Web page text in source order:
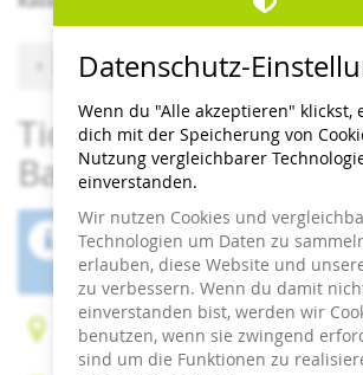
Zu anderem Termin wechseln
Tickets für den
Baumwipfelpfad
Der Buchungszeitraum für diese
ist beendet.
Am Bahnhof 12
17424 Ostseebad Heringsdorf
Datenschutz-
Wenn du "Alle akzeptieren" klickst,
dich mit der Speicherung von
Nutzung vergleichbarer
einverstanden.
Wir nutzen Cookies und
Technologien um Daten zu
erlauben, diese Website und
zu verbessern. Wenn du damit
einverstanden bist, werden wir
benutzen, wenn sie zwingend
sind um die Funktionen zu